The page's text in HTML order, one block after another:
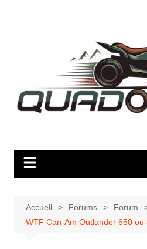
Accueil Forums
Forum
WTF Can-Am Outlander 650